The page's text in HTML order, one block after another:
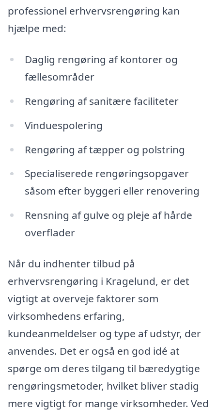
professionel erhvervsrengøring kan
hjælpe med:
Daglig rengøring af kontorer og
fællesområder
Rengøring af sanitære faciliteter
Vinduespolering
Rengøring af tæpper og polstring
Specialiserede rengøringsopgaver
såsom efter byggeri eller renovering
Rensning af gulve og pleje af hårde
overflader
Når du indhenter tilbud på
erhvervsrengøring i Kragelund, er det
vigtigt at overveje faktorer som
virksomhedens erfaring,
kundeanmeldelser og type af udstyr, der
anvendes. Det er også en god idé at
spørge om deres tilgang til bæredygtige
rengøringsmetoder, hvilket bliver stadig
mere vigtigt for mange virksomheder. Ved